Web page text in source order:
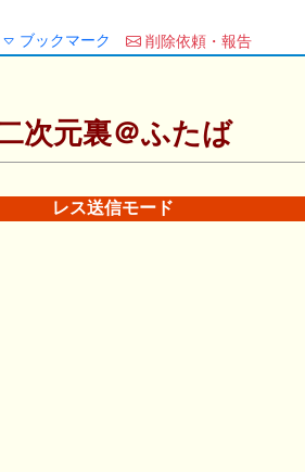
ブックマーク 削除依頼・報告